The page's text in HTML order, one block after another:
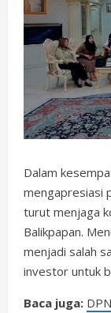
Dalam
mengapresiasi
turut menjaga
Balikpapan.
menjadi salah
investor untuk
Baca juga: